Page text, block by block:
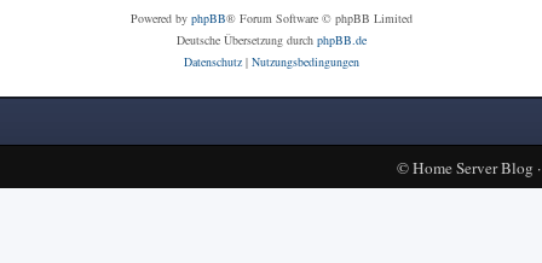
Powered by phpBB® Forum Software © phpBB Limited
Deutsche Übersetzung durch phpBB.de
Datenschutz| Nutzungsbedingungen
©Home Server Blog